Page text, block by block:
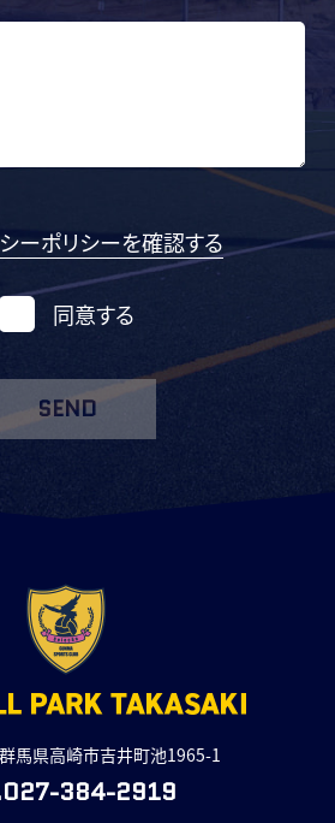
ーポリシーを確認する
同意する
SEND
馬県高崎市吉井町池1965-1
384-2919